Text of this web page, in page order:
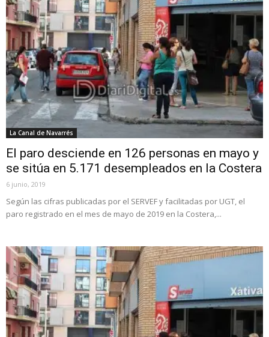
La Canal de Navarrés
El paro desciende en 126 personas en mayo y
se sitúa en 5.171 desempleados en la Costera
6 junio, 2019
Según las cifras publicadas por el SERVEF y facilitadas por UGT, el
paro registrado en el mes de mayo de 2019 en la Costera,...